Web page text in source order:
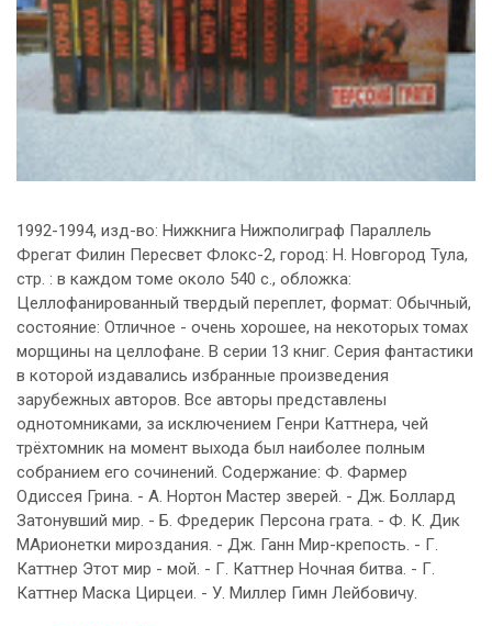
1992-1994, изд-во: Нижкнига Нижполиграф Параллель
Фрегат Филин Пересвет Флокс-2, город: Н. Новгород Тула,
стр. : в каждом томе около 540 с., обложка:
Целлофанированный твердый переплет, формат: Обычный,
состояние: Отличное - очень хорошее, на некоторых томах
морщины на целлофане. В серии 13 книг. Серия фантастики
в которой издавались избранные произведения
зарубежных авторов. Все авторы представлены
однотомниками, за исключением Генри Каттнера, чей
трёхтомник на момент выхода был наиболее полным
собранием его сочинений. Содержание: Ф. Фармер
Одиссея Грина. - А. Нортон Мастер зверей. - Дж. Боллард
Затонувший мир. - Б. Фредерик Персона грата. - Ф. К. Дик
МАрионетки мироздания. - Дж. Ганн Мир-крепость. - Г.
Каттнер Этот мир - мой. - Г. Каттнер Ночная битва. - Г.
Каттнер Маска Цирцеи. - У. Миллер Гимн Лейбовичу.